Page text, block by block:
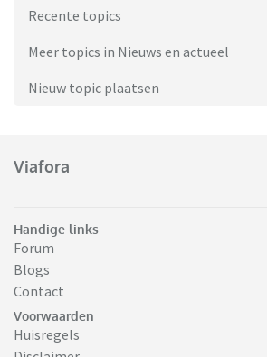
Recente topics
Meer topics in Nieuws en actueel
Nieuw topic plaatsen
Viafora
Handige links
Forum
Blogs
Contact
Voorwaarden
Huisregels